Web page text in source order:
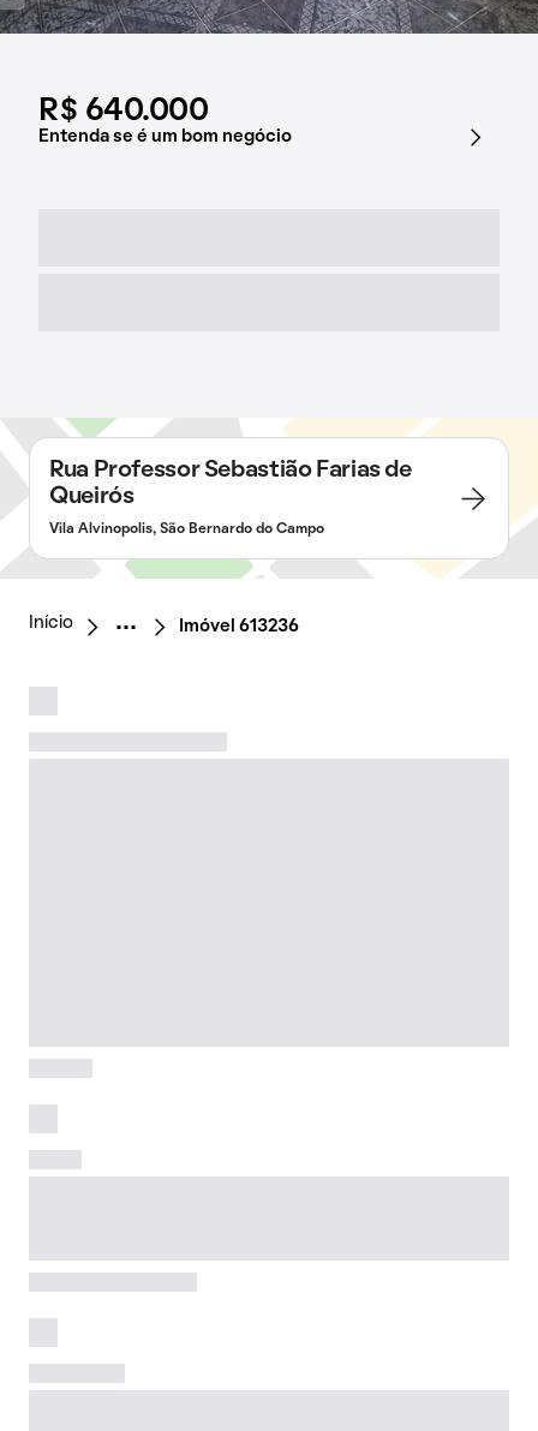
R$ 640.000
Entenda se é um bom negócio
Rua Professor Sebastião Farias de
Queirós
Vila Alvinopolis, São Bernardo do Campo
Início Imóvel 613236